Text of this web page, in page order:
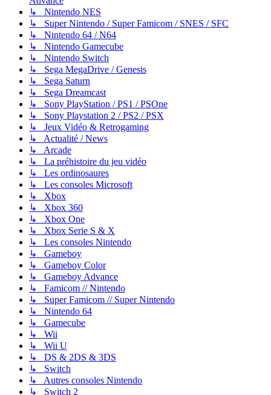
↳ Nintendo NES
↳ Super Nintendo / Super Famicom / SNES / SFC
↳ Nintendo 64 / N64
↳ Nintendo Gamecube
↳ Nintendo Switch
↳ Sega MegaDrive / Genesis
↳ Sega Saturn
↳ Sega Dreamcast
↳ Sony PlayStation / PS1 / PSOne
↳ Sony Playstation 2 / PS2 / PSX
↳ Jeux Vidéo & Retrogaming
↳ Actualité / News
↳ Arcade
↳ La préhistoire du jeu vidéo
↳ Les ordinosaures
↳ Les consoles Microsoft
↳ Xbox
↳ Xbox 360
↳ Xbox One
↳ Xbox Serie S & X
↳ Les consoles Nintendo
↳ Gameboy
↳ Gameboy Color
↳ Gameboy Advance
↳ Famicom // Nintendo
↳ Super Famicom // Super Nintendo
↳ Nintendo 64
↳ Gamecube
↳ Wii
↳ Wii U
↳ DS & 2DS & 3DS
↳ Switch
↳ Autres consoles Nintendo
↳ Switch 2